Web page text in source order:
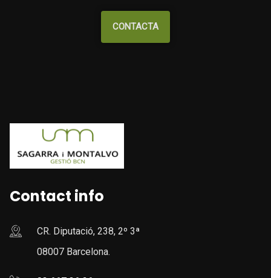
CONTACTA
Contact info
CR. Diputació, 238, 2º 3ª
08007 Barcelona.